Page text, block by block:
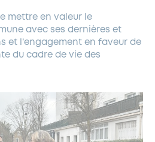
mettre en valeur le
avec ses dernières et
et l’engagement en faveur de
du cadre de vie des